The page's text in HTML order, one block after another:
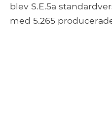
blev S.E.5a
med 5.265